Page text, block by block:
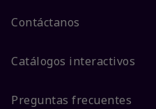
Contáctanos
Catálogos interactivos
Preguntas frecuentes